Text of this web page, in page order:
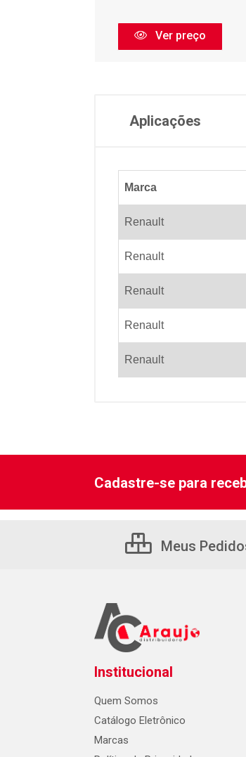
Ver preço
Aplicações
Marca
Renault
Renault
Renault
Renault
Renault
Cadastre-se para
Meus
Institucional
Quem Somos
Catálogo Eletrônico
Marcas